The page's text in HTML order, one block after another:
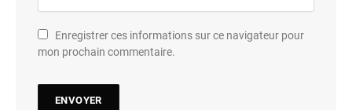
Enregistrer ces informations sur ce navigateur pour
mon prochain commentaire.